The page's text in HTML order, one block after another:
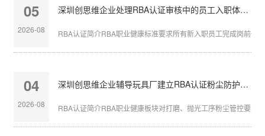
05
2026-08
深圳创思维企业处理RBA认证审核中的员工入职体检缺失
RBA认证简介RBA职业健康标准要求所有新入职员工完成岗前体
04
2026-08
深圳创思维企业辅导玩具厂建立RBA认证粉尘防护体系
RBA认证简介RBA职业健康板块对打磨、抛光工序粉尘管控要求